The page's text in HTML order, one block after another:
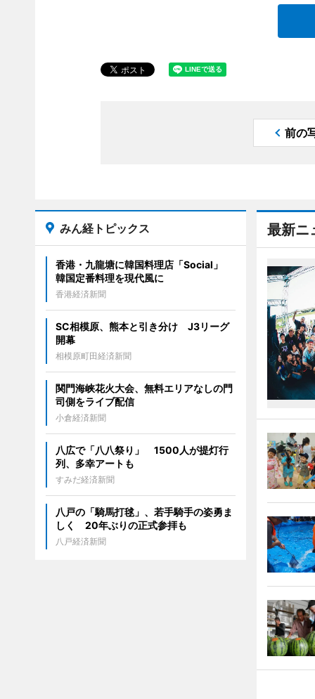
前の
最新ニ
みん経トピックス
香港・九龍塘に韓国料理店「Social」
韓国定番料理を現代風に
香港経済新聞
SC相模原、熊本と引き分け J3リーグ
開幕
相模原町田経済新聞
関門海峡花火大会、無料エリアなしの門
司側をライブ配信
小倉経済新聞
八広で「八八祭り」 1500人が提灯行
列、多幸アートも
すみだ経済新聞
八戸の「騎馬打毬」、若手騎手の姿勇ま
しく 20年ぶりの正式参拝も
八戸経済新聞